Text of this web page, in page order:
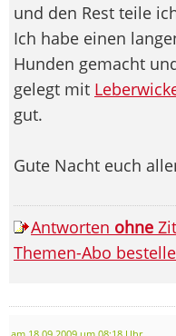
und den Rest teile
Ich habe einen
Hunden gemacht
gelegt mit
gut.
Gute Nacht euch
Antworten ohne
Themen-Abo